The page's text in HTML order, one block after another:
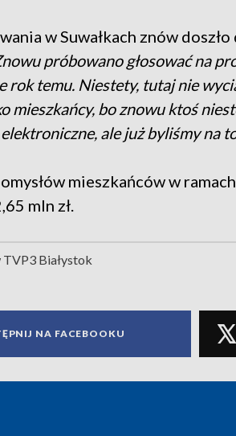
w Suwałkach znów
próbowano głosować na
rok temu. Niestety, tutaj nie
mieszkańcy, bo znowu ktoś
elektroniczne, ale już byliśmy na
mieszkańców w
mln zł.
Białystok
NA FACEBOOKU